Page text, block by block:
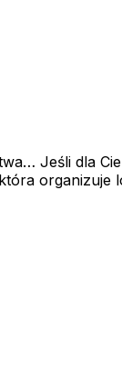
Jeśli dla
organizuje